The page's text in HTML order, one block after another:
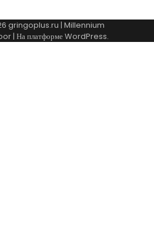
gringoplus.ru | Millennium
| На платформеWordPress.